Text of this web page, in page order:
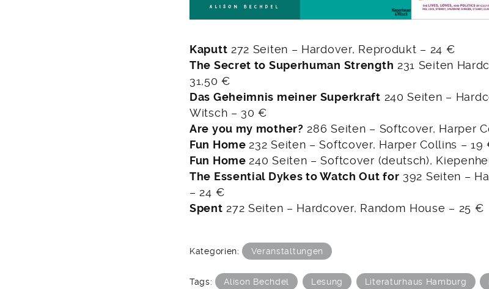
Kaputt 272 Seiten – Hardover, Reprodukt – 24 €
The Secret to Superhuman Strength 231 Seiten
31,50 €
Das Geheimnis meiner Superkraft 240 Seiten –
Witsch – 30 €
Are you my mother? 286 Seiten – Softcover, Harper
Fun Home 232 Seiten – Softcover, Harper Collins – 19
Fun Home 240 Seiten – Softcover (deutsch),
The Essential Dykes to Watch Out for 392 Seiten –
– 24 €
Spent 272 Seiten – Hardcover, Random House – 25 €
Kategorien: Veranstaltungen
Tags: Alison Bechdel Lesung Literaturhaus Hamburg